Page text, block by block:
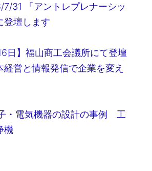
7/31 「アントレプレナーシッ
登壇します
日】福山商工会議所にて登壇
経営と情報発信で企業を変え
・電気機器の設計の事例 工
機